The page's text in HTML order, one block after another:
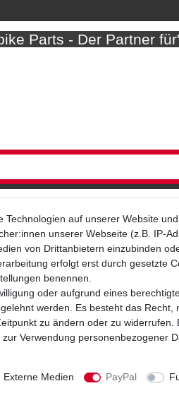
Parts - Der Partner
Bezahlarten
Technologien auf unserer Website
unserer Webseite (z.B. IP-
von Drittanbietern einzubinden
erfolgt erst durch gesetzte
benennen.
oder aufgrund eines
werden. Es besteht das Recht,
zu ändern oder zu widerrufen.
Verwendung personenbezogener
Externe Medien PayPal